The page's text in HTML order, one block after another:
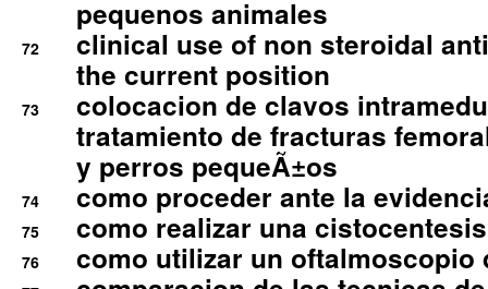
pequenos animales
72
clinical use of non steroidal
the current position
73
colocacion de clavos
tratamiento de fracturas
y perros pequeÃ±os
74 como proceder ante la
75 como realizar una
76 como utilizar un oftalmoscopio